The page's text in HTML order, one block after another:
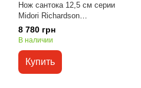
Нож сантока 12,5 см серии
Midori Richardson
R11012P134160
8 780 грн
В наличии
Купить